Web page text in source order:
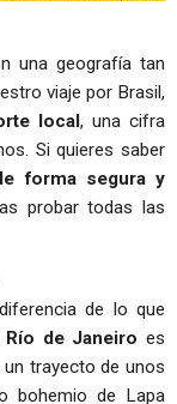
una geografía tan
viaje por Brasil,
local , una cifra
Si quieres saber
forma segura y
probar todas las
de lo que
de Janeiro es
trayecto de unos
bohemio de Lapa